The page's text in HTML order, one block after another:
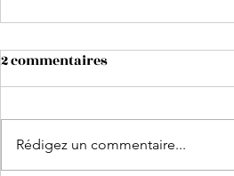
2 commentaires
Rédigez un commentaire...